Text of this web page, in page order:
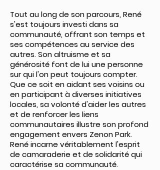
Tout au long de son parcours, René
s'est toujours investi dans sa
communauté, offrant son temps et
ses compétences au service des
autres. Son altruisme et sa
générosité font de lui une personne
sur qui l'on peut toujours compter.
Que ce soit en aidant ses voisins ou
en participant à diverses initiatives
locales, sa volonté d'aider les autres
et de renforcer les liens
communautaires illustre son profond
engagement envers Zenon Park.
René incarne véritablement l'esprit
de camaraderie et de solidarité qui
caractérise sa communauté.